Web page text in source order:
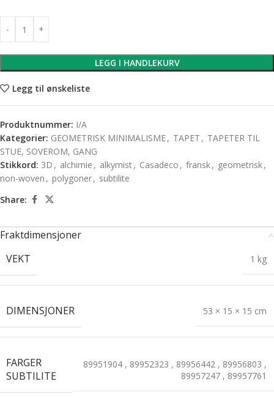
LEGG I HANDLEKURV
Legg til ønskeliste
Produktnummer: I/A
Kategorier: GEOMETRISK MINIMALISME, TAPET , TAPETER TIL
STUE, SOVEROM, GANG
Stikkord: 3D , alchimie , alkymist, Casadeco , fransk, geometrisk,
non-woven , polygoner, subtilite
Share:
Fraktdimensjoner
VEKT
1 kg
DIMENSJONER 53 × 15 × 15 cm
FARGER
SUBTILITE
89951904 , 89952323 , 89956442 , 89956803 ,
89957247 , 89957761